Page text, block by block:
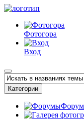
Фотогора
Вход
Категории